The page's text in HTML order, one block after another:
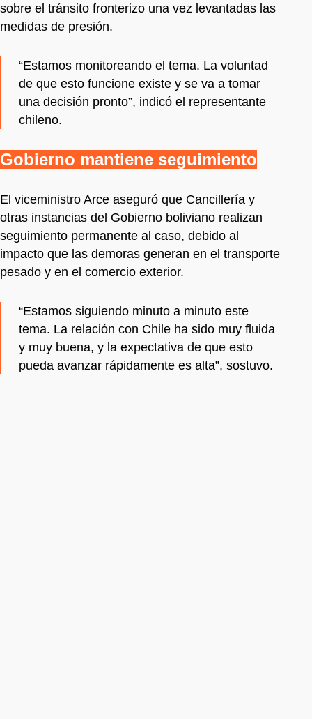
sobre el tránsito fronterizo una vez levantadas las
medidas de presión.
“Estamos monitoreando el tema. La voluntad
de que esto funcione existe y se va a tomar
una decisión pronto”, indicó el representante
chileno.
Gobierno mantiene seguimiento
El viceministro Arce aseguró que Cancillería y
otras instancias del Gobierno boliviano realizan
seguimiento permanente al caso, debido al
impacto que las demoras generan en el transporte
pesado y en el comercio exterior.
“Estamos siguiendo minuto a minuto este
tema. La relación con Chile ha sido muy fluida
y muy buena, y la expectativa de que esto
pueda avanzar rápidamente es alta”, sostuvo.